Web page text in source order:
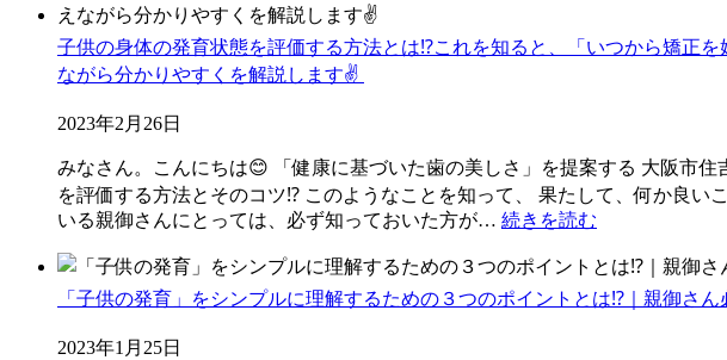
子供の身体の発育状態を評価する方法とは⁉️これを知ると、「いつから矯正
ながら分かりやすくを解説します✌️
2023年2月26日
みなさん。こんにちは😊 「健康に基づいた歯の美しさ」を提案する 大阪市
を評価する方法とそのコツ⁉️ このようなことを知って、 果たして、何か良
いる親御さんにとっては、必ず知っておいた方が… 続きを読む
「子供の発育」をシンプルに理解するための３つのポイントとは⁉️｜親御さ
2023年1月25日